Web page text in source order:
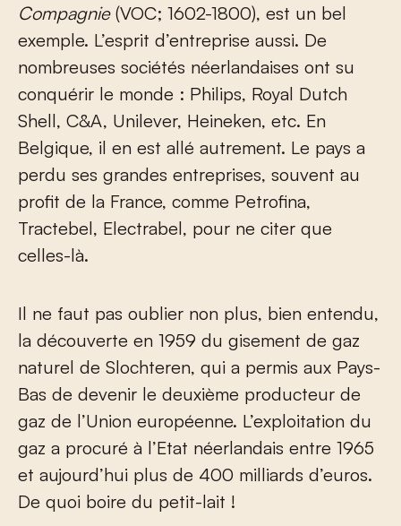
Compagnie(VOC; 1602-1800), est un bel
exemple. L’esprit d’entreprise aussi. De
nombreuses sociétés néerlandaises ont su
conquérir le monde : Philips, Royal Dutch
Shell, C&A, Unilever, Heineken, etc. En
Belgique, il en est allé autrement. Le pays a
perdu ses grandes entreprises, souvent au
profit de la France, comme Petrofina,
Tractebel, Electrabel, pour ne citer que
celles-là.
Il ne faut pas oublier non plus, bien entendu,
la découverte en 1959 du gisement de gaz
naturel de Slochteren, qui a permis aux Pays-
Bas de devenir le deuxième producteur de
gaz de l’Union européenne. L’exploitation du
gaz a procuré à l’Etat néerlandais entre 1965
et aujourd’hui plus de 400 milliards d’euros.
De quoi boire du petit-lait !